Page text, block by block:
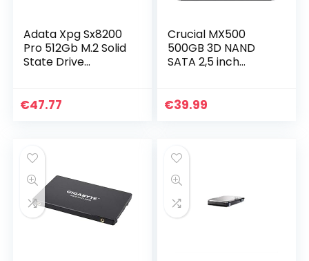
Adata Xpg Sx8200
Pro 512Gb M.2 Solid
State Drive
ASX8200PNP-
€47.77
Crucial MX500
500GB 3D NAND
SATA 2,5 inch
CT500MX500SSD1
€39.99